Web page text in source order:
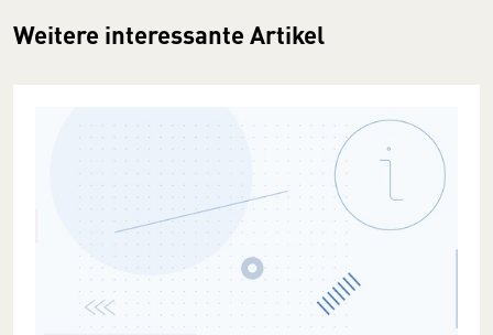
Weitere interessante Artikel